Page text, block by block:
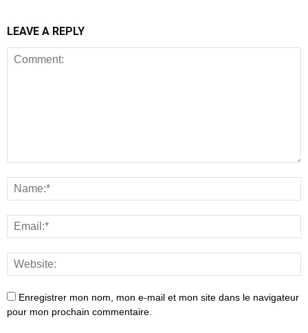
LEAVE A REPLY
Enregistrer mon nom, mon e-mail et mon site dans le navigateur
pour mon prochain commentaire.